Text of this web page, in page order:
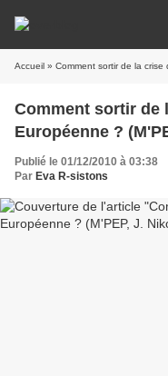
Accueil » Comment sortir de la
Comment sortir de
Européenne ?
Publié le 01/12/2010 à 03:38
Par Eva R-sistons